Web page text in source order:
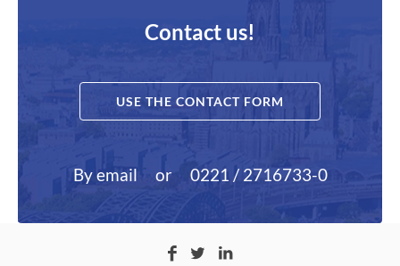
Contact us!
USE THE CONTACT FORM
By email or 0221 / 2716733-0